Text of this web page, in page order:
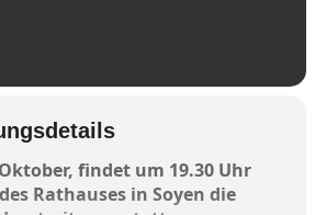
findet um 19.30 Uhr
Rathauses in Soyen die